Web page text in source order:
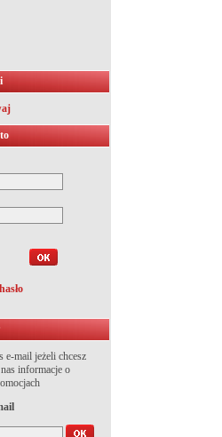
e-mail jeżeli chcesz
informacje o